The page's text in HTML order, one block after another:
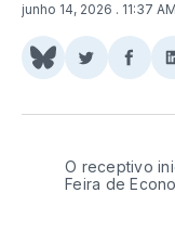
junho 14, 2026 . 11:37 AM
Share
BlueSkyTwitter
O receptivo
Feira de